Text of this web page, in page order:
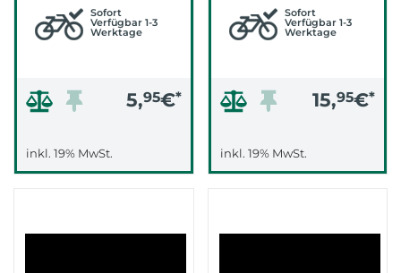
Sofort
Verfügbar 1-3
Werktage
5,95€*
inkl. 19% MwSt.
Sofort
Verfügbar 1-3
Werktage
15,95€*
inkl. 19% MwSt.